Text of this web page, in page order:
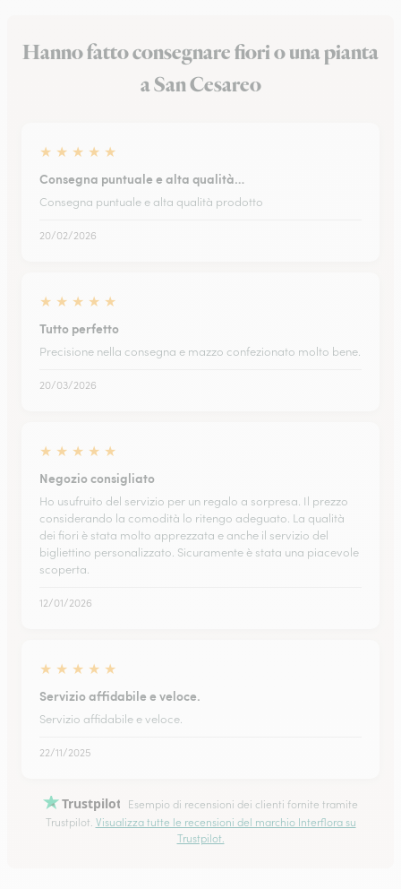
Hanno fatto consegnare fiori o una pianta
a San Cesareo
★ ★ ★ ★ ★
Consegna puntuale e alta qualità…
Consegna puntuale e alta qualità prodotto
20/02/2026
★ ★ ★ ★ ★
Tutto perfetto
Precisione nella consegna e mazzo confezionato molto bene.
20/03/2026
★ ★ ★ ★ ★
Negozio consigliato
Ho usufruito del servizio per un regalo a sorpresa. Il prezzo
considerando la comodità lo ritengo adeguato. La qualità
dei fiori è stata molto apprezzata e anche il servizio del
bigliettino personalizzato. Sicuramente è stata una piacevole
scoperta.
12/01/2026
★ ★ ★ ★ ★
Servizio affidabile e veloce.
Servizio affidabile e veloce.
22/11/2025
Trustpilot
Esempio di recensioni dei clienti fornite tramite
Trustpilot. Visualizza tutte le recensioni del marchio Interflora su
Trustpilot.